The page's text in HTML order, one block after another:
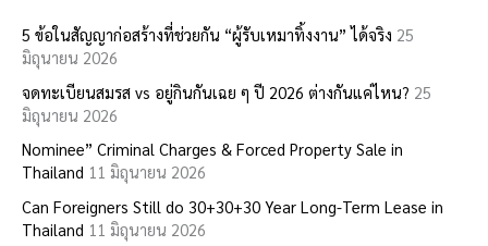
c
h
f
o
r
5 ข้อในสัญญาก่อสร้างที่ช่วยกัน “ผู้รับเหมาทิ้งงาน” ได้จริง 25
มิถุนายน 2026
จดทะเบียนสมรส vs อยู่กินกันเฉย ๆ ปี 2026 ต่างกันแค่ไหน? 25
มิถุนายน 2026
Nominee” Criminal Charges & Forced Property Sale in
Thailand 11 มิถุนายน 2026
Can Foreigners Still do 30+30+30 Year Long-Term Lease in
Thailand 11 มิถุนายน 2026